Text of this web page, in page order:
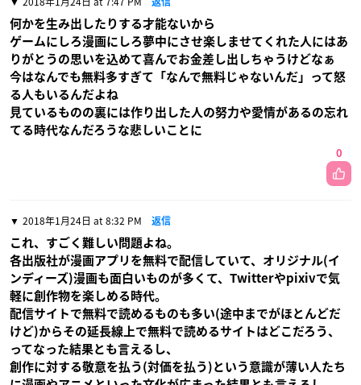
何かを生み出したりする才能ないから
ゲームにしろ漫画にしろ夢中にさせ楽しませてくれた人にはあ
りがとうの思いを込めて喜んでお金差し出しちゃうけどなぁ
今はなんでも無料多すぎて「なんで無料じゃないんだ」って怒
る人もいるんだよね
見ているものの裏には作り出した人の努力や愛情があるの忘れ
てる時代なんだろうな悲しいことに
0
2018年1月24日 at 8:32 PM 返信
これ、すごく難しい問題よね。
各出版社が漫画アプリを無料で配信していて、オリジナル(イ
ンディーズ)漫画も面白いものが多くて、Twitterやpixivで気
軽に創作物を楽しめる時代。
配信サイトで無料で読めるものも多い(途中までがほとんどだ
けど)からその延長線上で無料で読めるサイトはどこだろう、
ってなった結果とも言えるし、
創作に対する敬意を払う(対価を払う)という意識が薄い人たち